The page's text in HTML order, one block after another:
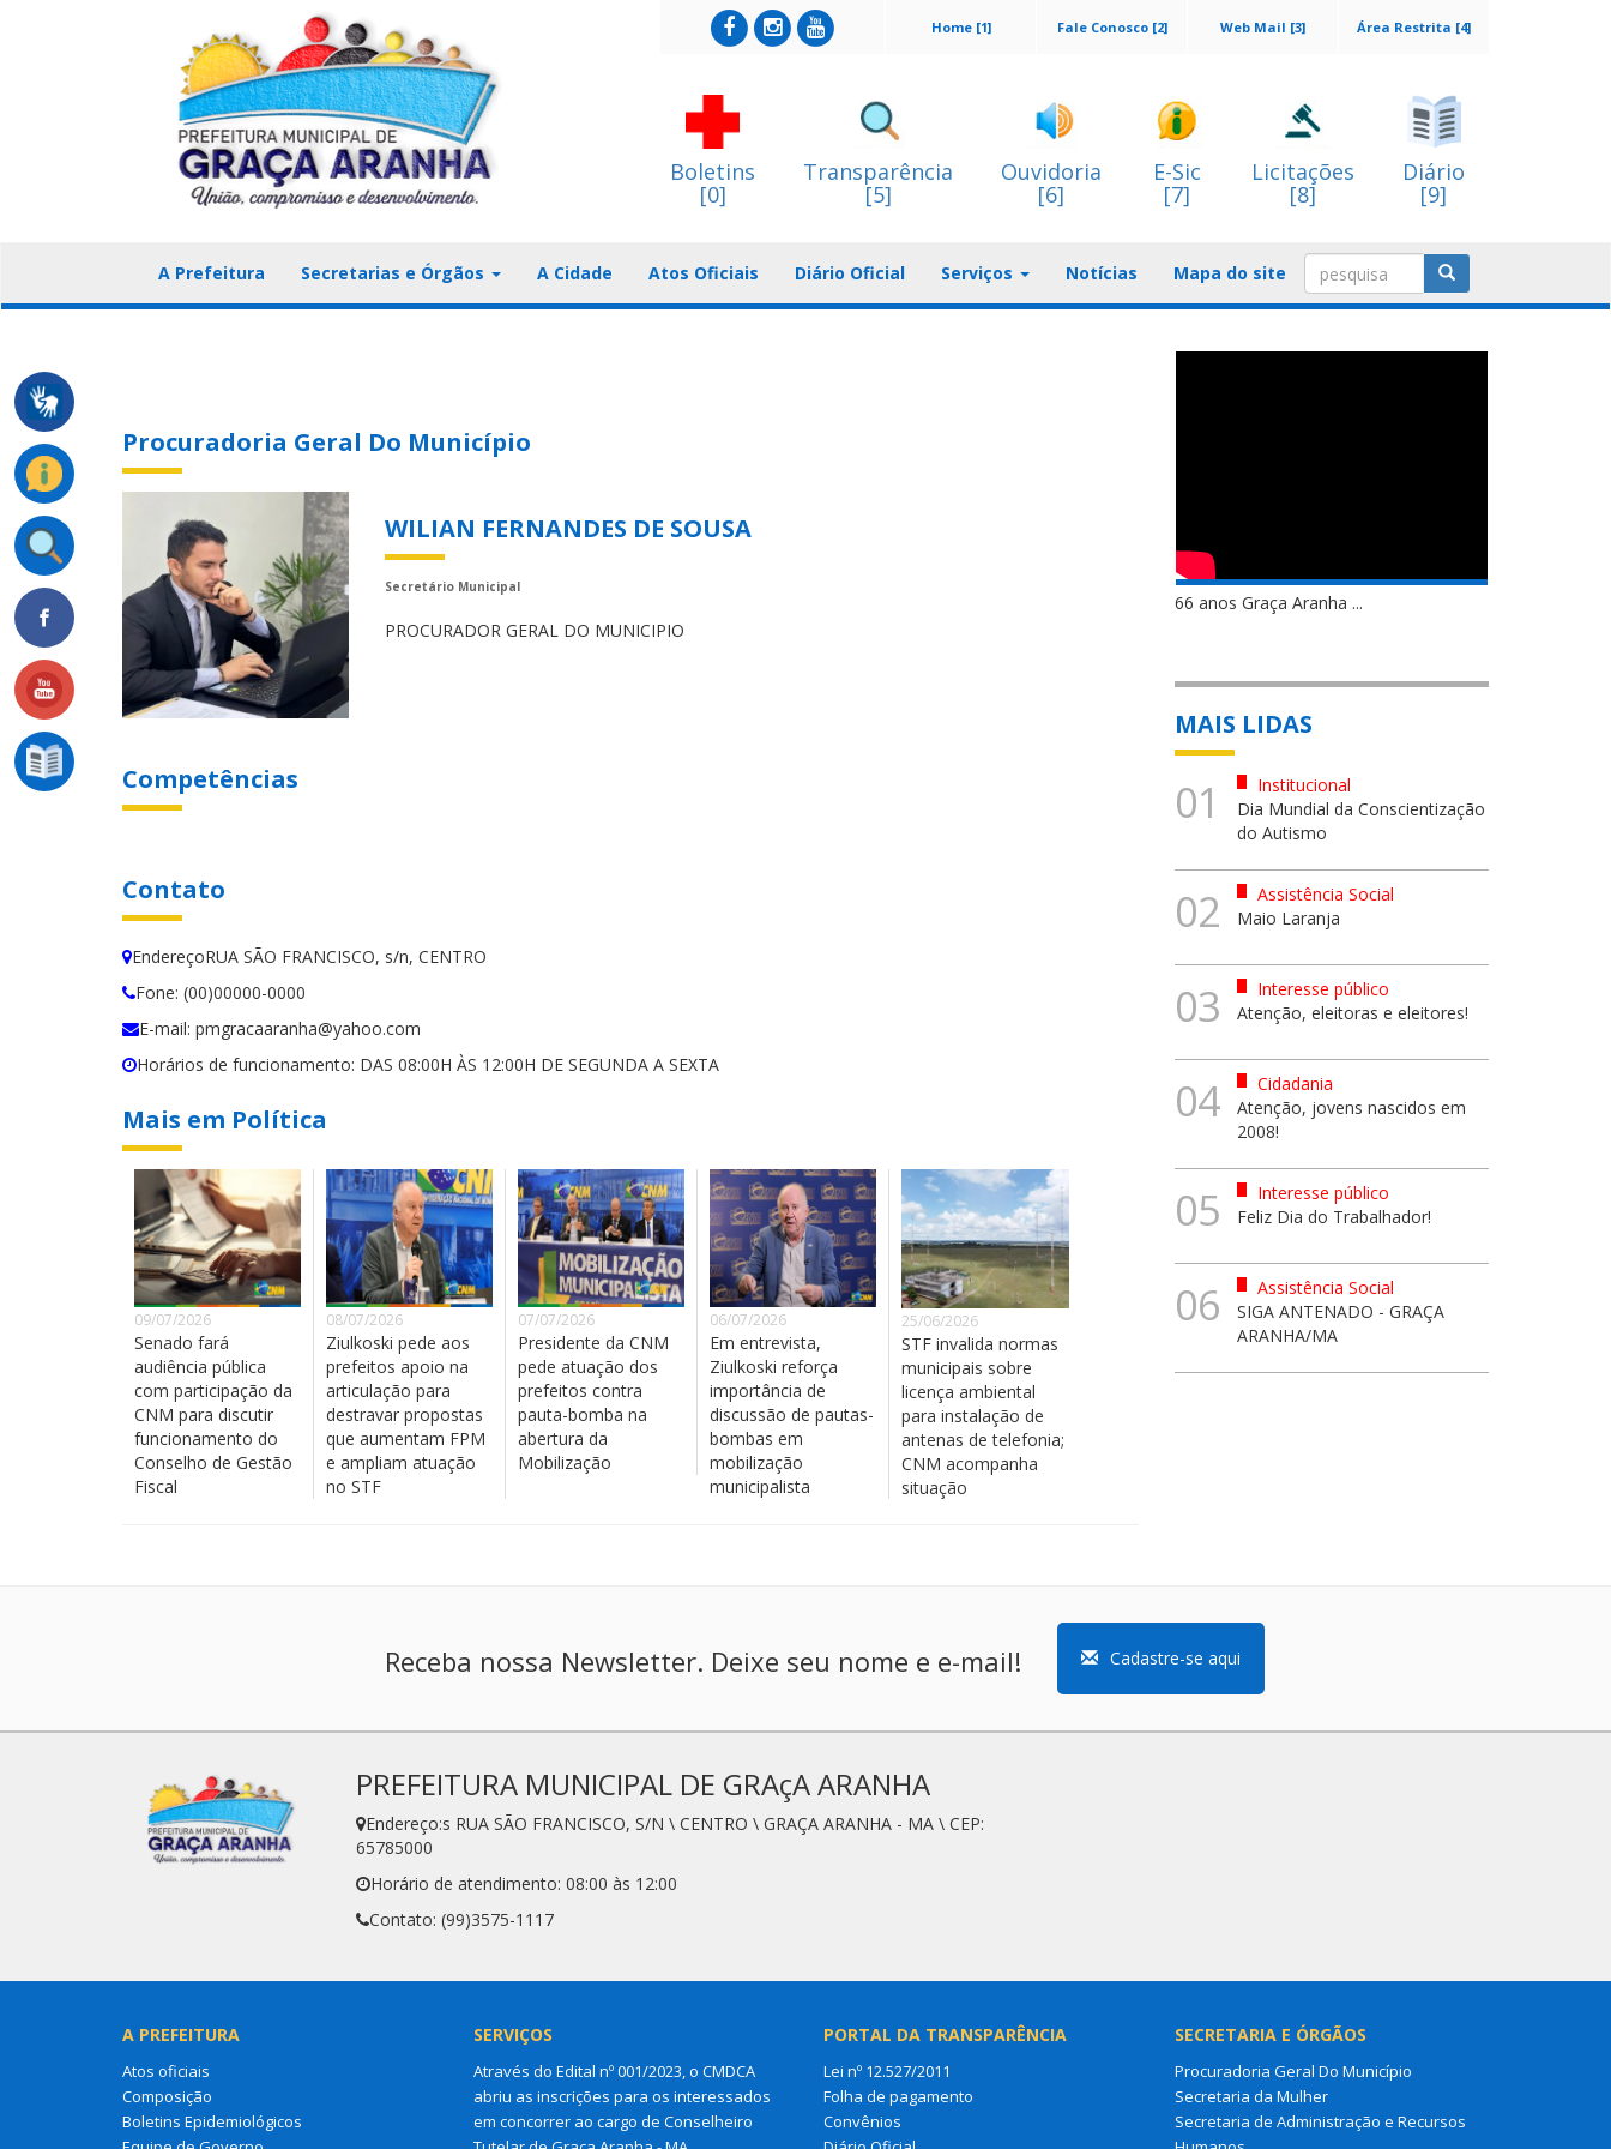
Área Restrita [4]
Web Mail [3]
Fale Conosco [2]
Home [1]
Boletins
[0]
Transparência
[5]
Ouvidoria
[6]
E-Sic
[7]
Licitações
[8]
Diário
[9]
A Prefeitura Secretarias e Órgãos A Cidade Atos Oficiais Diário Oficial Serviços Notícias Mapa do site
Procuradoria Geral Do Município
WILIAN FERNANDES DE SOUSA
Secretário Municipal
PROCURADOR GERAL DO MUNICIPIO
Competências
Contato
EndereçoRUA SÃO FRANCISCO, s/n, CENTRO
Fone: (00)00000-0000
E-mail: pmgracaaranha@yahoo.com
Horários de funcionamento: DAS 08:00H ÀS 12:00H DE SEGUNDA A SEXTA
Mais em Política
09/07/2026
Senado fará
audiência pública
com participação da
CNM para discutir
funcionamento do
Conselho de Gestão
Fiscal
08/07/2026
Ziulkoski pede aos
prefeitos apoio na
articulação para
destravar propostas
que aumentam FPM
e ampliam atuação
no STF
07/07/2026
Presidente da CNM
pede atuação dos
prefeitos contra
pauta-bomba na
abertura da
Mobilização
06/07/2026
Em entrevista,
Ziulkoski reforça
importância de
discussão de pautas-
bombas em
mobilização
municipalista
25/06/2026
STF invalida normas
municipais sobre
licença ambiental
para instalação de
antenas de telefonia;
CNM acompanha
situação
66 anos Graça Aranha ...
MAIS LIDAS
01
Institucional
Dia Mundial da Conscientização
do Autismo
02
Assistência Social
Maio Laranja
03
Interesse público
Atenção, eleitoras e eleitores!
04
Cidadania
Atenção, jovens nascidos em
2008!
05
Interesse público
Feliz Dia do Trabalhador!
06
Assistência Social
SIGA ANTENADO - GRAÇA
ARANHA/MA
Receba nossa Newsletter. Deixe seu nome e e-mail! Cadastre-se aqui
PREFEITURA MUNICIPAL DE GRAçA ARANHA
Endereço:s RUA SÃO FRANCISCO, S/N \ CENTRO \ GRAÇA ARANHA - MA \ CEP:
65785000
Horário de atendimento: 08:00 às 12:00
Contato: (99)3575-1117
A PREFEITURA
Atos oficiais
Composição
Boletins Epidemiológicos
SERVIÇOS
Através do Edital nº 001/2023, o CMDCA
abriu as inscrições para os interessados
em concorrer ao cargo de Conselheiro
PORTAL DA TRANSPARÊNCIA
Lei nº 12.527/2011
Folha de pagamento
Convênios
SECRETARIA E ÓRGÃOS
Procuradoria Geral Do Município
Secretaria da Mulher
Secretaria de Administração e Recursos